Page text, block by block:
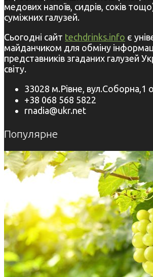
медових напоїв, сидрів, соків
суміжних галузей.
Сьогодні сайт techdrinks.info є
майданчиком для обміну
представників згаданих галузей
світу.
33028 м.Рівне, вул.Соборна,1
+38 068 568 5822
rnadia@ukr.net
Популярне